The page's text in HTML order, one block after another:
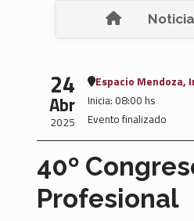
40º
Profesional
24
Abr
2025
Espacio Mendoza,
Inicia: 08:00 hs
Evento finalizado